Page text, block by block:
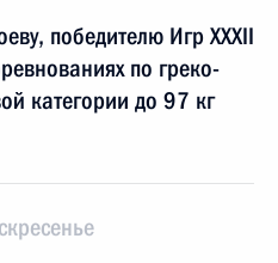
победителю Игр XXXII
по греко-
категории до 97 кг